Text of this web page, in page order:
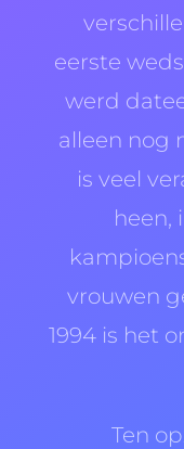
eerste
werd
alleen nog
is veel
heen,
vrouwen
1994 is het
Ten